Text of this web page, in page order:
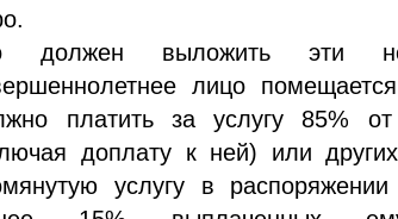
должен выложить эти
лицо
платить за услугу 85%
доплату к ней) или
услугу в